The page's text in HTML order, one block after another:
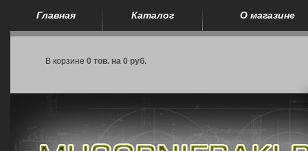
Главная Каталог О магазине
В корзине 0 тов. на 0 руб.